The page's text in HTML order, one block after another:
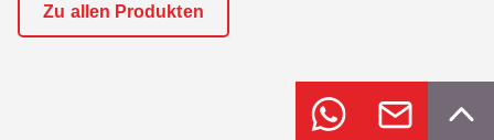
Zu allen Produkten